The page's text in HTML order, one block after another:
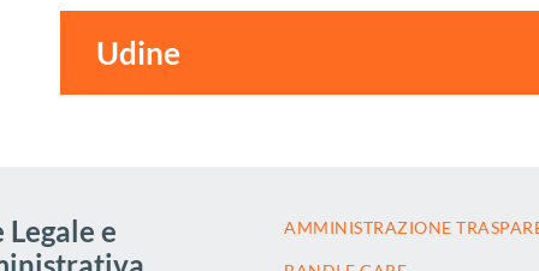
Legale e
AMMINISTRAZIONE